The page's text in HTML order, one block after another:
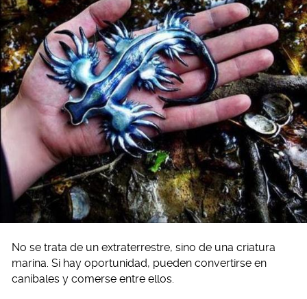
No se trata de un extraterrestre, sino de una criatura
marina. Si hay oportunidad, pueden convertirse en
caníbales y comerse entre ellos.